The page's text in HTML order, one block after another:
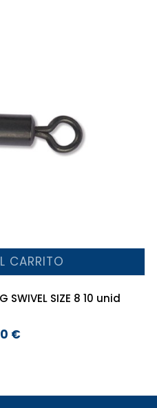
CARRITO
Carp spirit QC ROLLING SWIVEL SIZE 8 10 unid
Precio
€